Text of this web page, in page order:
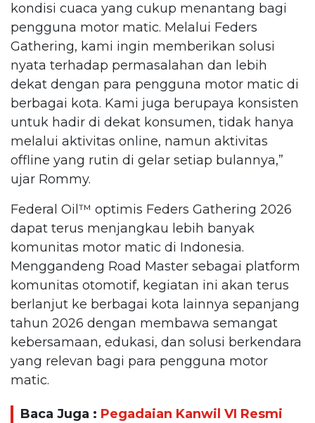
kondisi cuaca yang cukup menantang bagi
pengguna motor matic. Melalui Feders
Gathering, kami ingin memberikan solusi
nyata terhadap permasalahan dan lebih
dekat dengan para pengguna motor matic di
berbagai kota. Kami juga berupaya konsisten
untuk hadir di dekat konsumen, tidak hanya
melalui aktivitas online, namun aktivitas
offline yang rutin di gelar setiap bulannya,”
ujar Rommy.
Federal Oil™️ optimis Feders Gathering 2026
dapat terus menjangkau lebih banyak
komunitas motor matic di Indonesia.
Menggandeng Road Master sebagai platform
komunitas otomotif, kegiatan ini akan terus
berlanjut ke berbagai kota lainnya sepanjang
tahun 2026 dengan membawa semangat
kebersamaan, edukasi, dan solusi berkendara
yang relevan bagi para pengguna motor
matic.
Baca Juga : Pegadaian Kanwil VI Resmi